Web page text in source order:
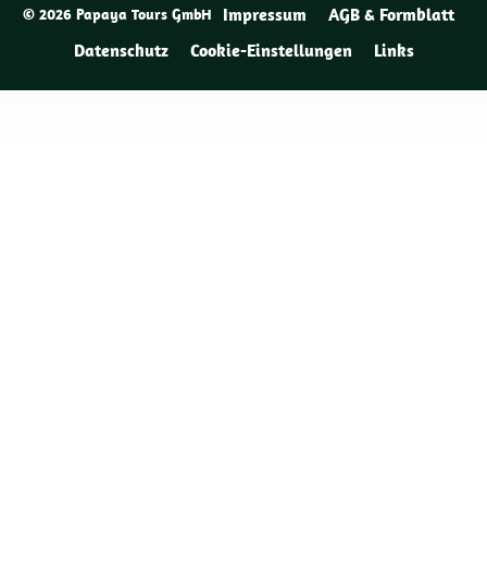
© 2026 Papaya Tours GmbH Impressum
AGB & Formblatt
Datenschutz
Cookie-Einstellungen Links